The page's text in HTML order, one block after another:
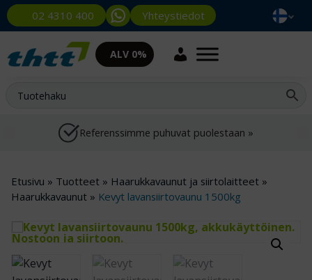
02 4310 400 Yhteystiedot
ALV 0%
Referenssimme puhuvat puolestaan »
Etusivu » Tuotteet » Haarukkavaunut ja siirtolaitteet »
Haarukkavaunut » Kevyt lavansiirtovaunu 1500kg